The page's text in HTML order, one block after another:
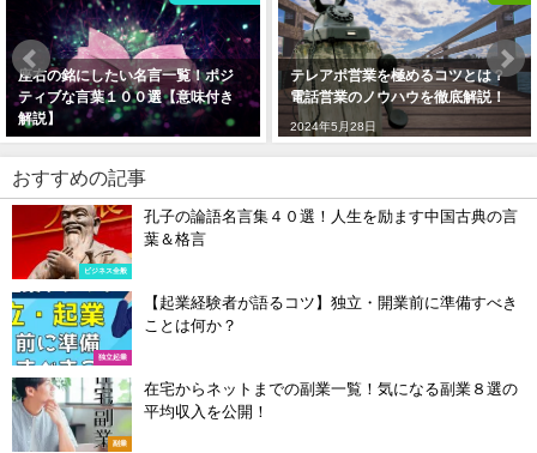
テレアポ営業を極めるコツとは？
電話営業のノウハウを徹底解説！
2024年5月28日
マーケティング本ランキング！名
著と呼ばれるビジネス本３０選
2024年4月6日
おすすめの記事
ビジネス全般
孔子の論語名言集４０選！人生を励ます中国古典の言
葉＆格言
独立起業
【起業経験者が語るコツ】独立・開業前に準備すべき
ことは何か？
副業
在宅からネットまでの副業一覧！気になる副業８選の
平均収入を公開！